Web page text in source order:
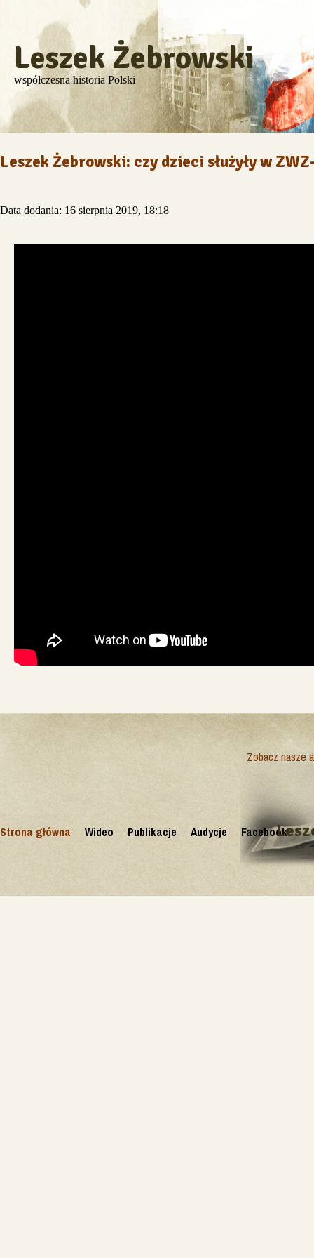
Leszek Żebrowski
współczesna historia Polski
Leszek Żebrowski: czy dzieci służyły w
Data dodania: 16 sierpnia 2019, 18:18
Strona główna Wideo Publikacje Audycje Facebook
Zobacz nasze